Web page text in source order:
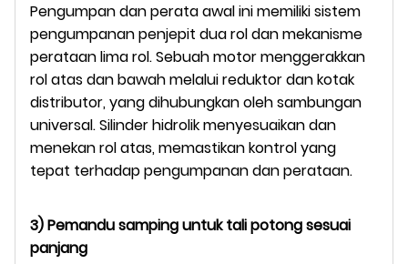
Pengumpan dan perata awal ini memiliki sistem
pengumpanan penjepit dua rol dan mekanisme
perataan lima rol. Sebuah motor menggerakkan
rol atas dan bawah melalui reduktor dan kotak
distributor, yang dihubungkan oleh sambungan
universal. Silinder hidrolik menyesuaikan dan
menekan rol atas, memastikan kontrol yang
tepat terhadap pengumpanan dan perataan.
3) Pemandu samping untuk tali potong sesuai
panjang